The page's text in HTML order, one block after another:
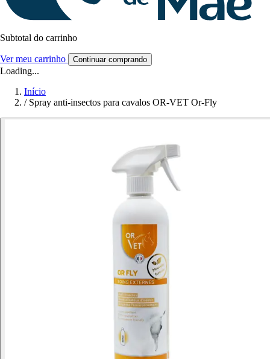
Subtotal do carrinho
Ver meu carrinho Continuar comprando
Loading...
Início
/ Spray anti-insectos para cavalos OR-VET Or-Fly